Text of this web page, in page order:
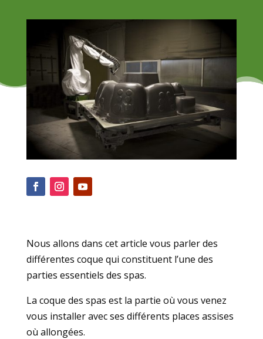
Nous allons dans cet article vous parler des
différentes coque qui constituent l’une des
parties essentiels des spas.
La coque des spas est la partie où vous venez
vous installer avec ses différents places assises
où allongées.